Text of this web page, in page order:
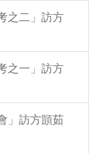
之二」訪方
之一」訪方
」訪方顗茹